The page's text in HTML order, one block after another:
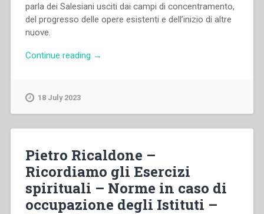
parla dei Salesiani usciti dai campi di concentramento,
del progresso delle opere esistenti e dell’inizio di altre
nuove.
Continue reading “Pietro
Ausiliatrice
–
Notizie
consolanti
–
→
18 July 2023
Pietro Ricaldone –
Ricordiamo gli Esercizi
spirituali – Norme in caso di
occupazione degli Istituti –